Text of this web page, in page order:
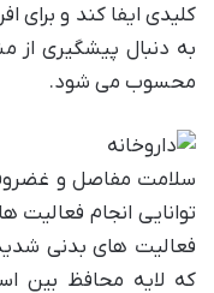
کلیدی ایفا کند و برای
به دنبال پیشگیری از
محسوب می شود.
سلامت مفاصل و
توانایی انجام فعالیت
فعالیت های بدنی
که لایه محافظ بین